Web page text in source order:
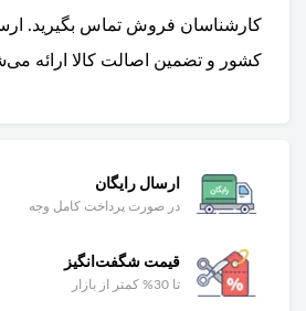
کارشناسان فروش تماس بگیرید.
کشور و تضمین اصالت کالا ارائه
ارسال رایگان
در صورت پرداخت کامل وجه
قیمت شگفت‌انگیز
تا 30% کمتر از بازار